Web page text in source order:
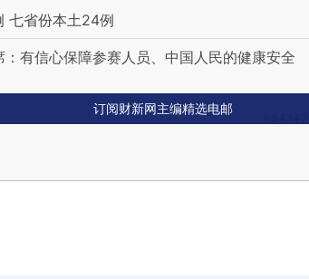
七省份本土24例
有信心保障参赛人员、中国人民的健康安全
订阅财新网主编精选电邮